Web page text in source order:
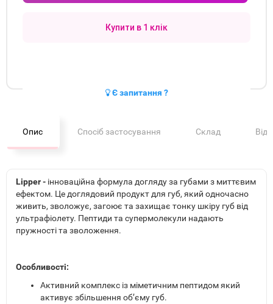
Купити в 1 клік
Є запитання ?
Опис Спосіб застосування Склад
Lipper - інноваційна формула догляду за губами з миттєвим
ефектом. Це доглядовий продукт для губ, який одночасно
живить, зволожує, загоює та захищає тонку шкіру губ від
ультрафіолету. Пептиди та супермолекули надають
пружності та зволоження.
Особливості:
Активний комплекс із міметичним пептидом який
активує збільшення об’єму губ.